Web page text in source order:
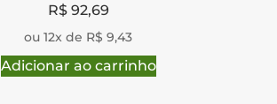
R$92,69
ou 12x de R$ 9,43
Adicionar ao carrinho